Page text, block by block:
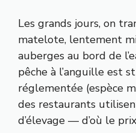
Les grands jours, on
matelote, lentement
auberges au bord de
pêche à l’anguille est
réglementée (espèce
des restaurants
d’élevage — d’où le